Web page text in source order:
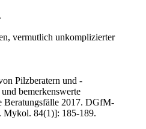
vermutlich unkomplizierter
Pilzberatern und -
bemerkenswerte
Beratungsfälle 2017. DGfM-
Mykol. 84(1)]: 185-189.